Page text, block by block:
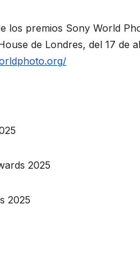
los premios Sony World
de Londres, del 17 de
2025
2025